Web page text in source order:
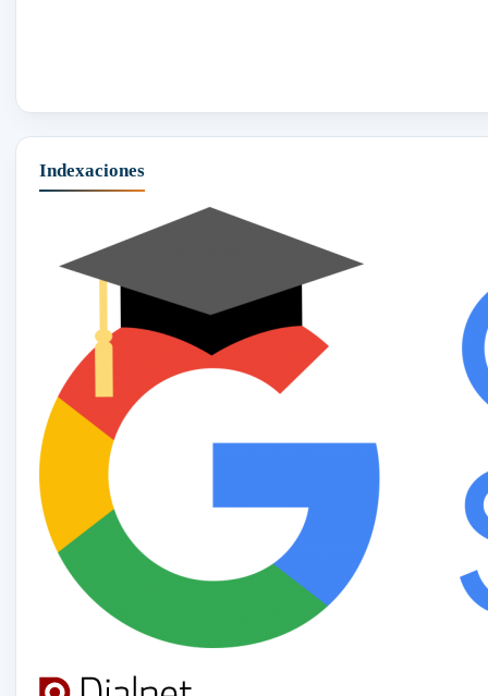
Indexaciones